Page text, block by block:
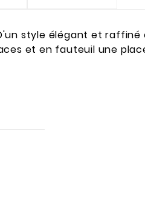
style élégant et
et en fauteuil une